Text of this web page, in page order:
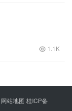
1.1K
网站地图 桂ICP备